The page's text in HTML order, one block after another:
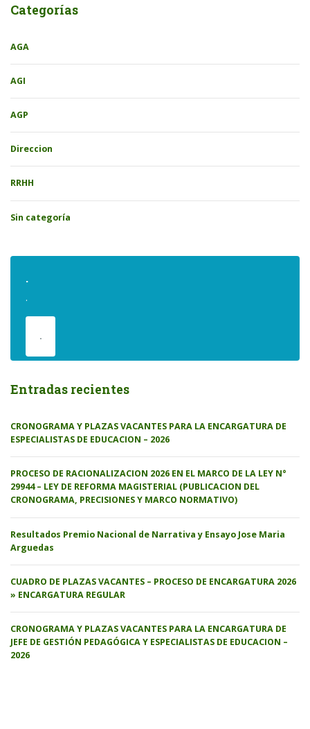
Categorías
AGA
AGI
AGP
Direccion
RRHH
Sin categoría
.
.
.
Entradas recientes
CRONOGRAMA Y PLAZAS VACANTES PARA LA ENCARGATURA DE
ESPECIALISTAS DE EDUCACION – 2026
PROCESO DE RACIONALIZACION 2026 EN EL MARCO DE LA LEY N°
29944 – LEY DE REFORMA MAGISTERIAL (PUBLICACION DEL
CRONOGRAMA, PRECISIONES Y MARCO NORMATIVO)
Resultados Premio Nacional de Narrativa y Ensayo Jose Maria
Arguedas
CUADRO DE PLAZAS VACANTES – PROCESO DE ENCARGATURA 2026
» ENCARGATURA REGULAR
CRONOGRAMA Y PLAZAS VACANTES PARA LA ENCARGATURA DE
JEFE DE GESTIÓN PEDAGÓGICA Y ESPECIALISTAS DE EDUCACION –
2026